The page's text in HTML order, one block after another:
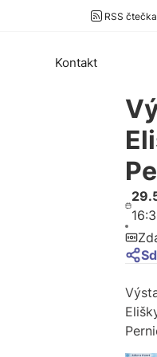
RSS čtečka
Kontakt